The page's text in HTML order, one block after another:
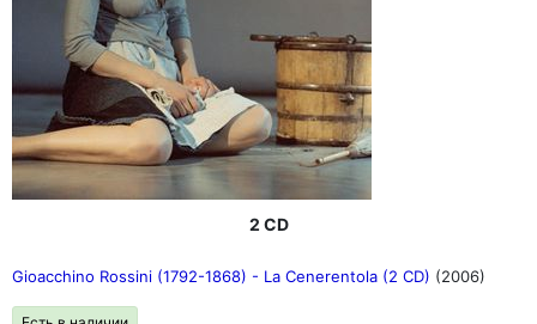
2 CD
Gioacchino Rossini (1792-1868) - La Cenerentola (2 CD) (2006)